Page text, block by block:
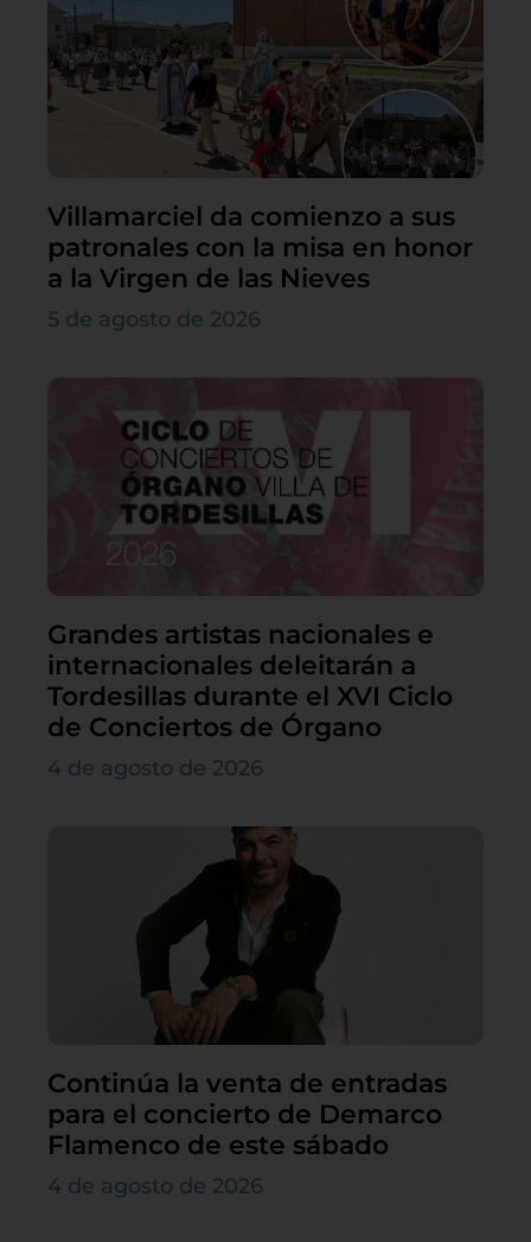
Villamarciel da comienzo a sus
patronales con la misa en honor
a la Virgen de las Nieves
5 de agosto de 2026
Grandes artistas nacionales e
internacionales deleitarán a
Tordesillas durante el XVI Ciclo
de Conciertos de Órgano
4 de agosto de 2026
Continúa la venta de entradas
para el concierto de Demarco
Flamenco de este sábado
4 de agosto de 2026